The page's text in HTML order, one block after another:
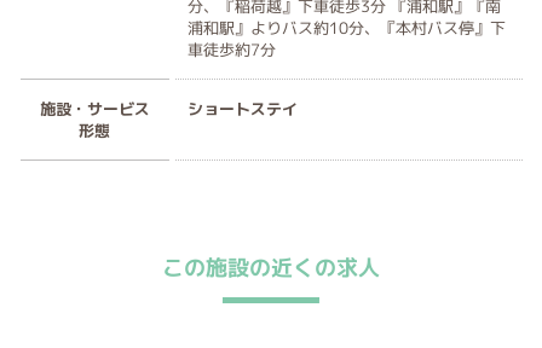
分、『稲荷越』下車徒歩3分 『浦和駅』『南
浦和駅』よりバス約10分、『本村バス停』下
車徒歩約7分
施設・サービス
形態
ショートステイ
この施設の近くの求人